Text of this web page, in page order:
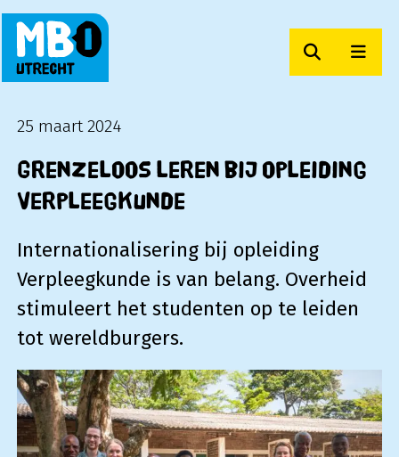
Zoeken
25 maart 2024
Grenzeloos leren bij opleiding
Verpleegkunde
Internationalisering bij opleiding
Verpleegkunde is van belang. Overheid
stimuleert het studenten op te leiden
tot wereldburgers.